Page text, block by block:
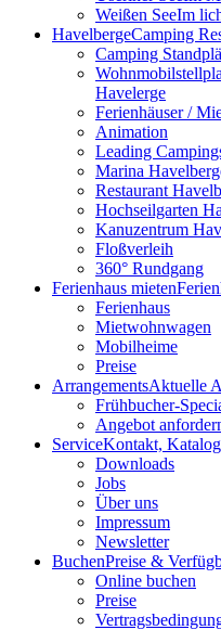
Weißen SeeIm
HavelbergeCamping
Camping
Havelerge
Ferienhäuser /
Animation
Leading
Marina
Restaurant
Hochseilgarten
Kanuzentrum
Floßverleih
360° Rundgang
Ferienhaus mieten
Ferienhaus
Mietwohnwagen
Mobilheime
Preise
ArrangementsAktuelle
Frühbucher-
Angebot
ServiceKontakt,
Downloads
Jobs
Über uns
Impressum
Newsletter
BuchenPreise &
Online buchen
Preise